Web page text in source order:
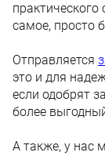
самое, просто
Отправляется
это и для
если одобрят
более
А также, у нас